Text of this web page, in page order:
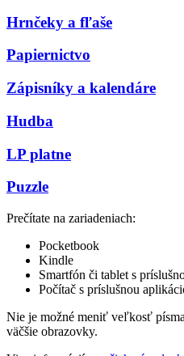
Hrnčeky a fľaše
Papiernictvo
Zápisníky a kalendáre
Hudba
LP platne
Puzzle
Prečítate na zariadeniach:
Pocketbook
Kindle
Smartfón či tablet s
Počítač s príslušnou
Nie je možné meniť veľkosť
väčšie obrazovky.